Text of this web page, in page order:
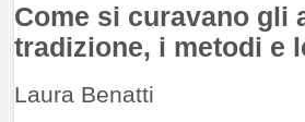
Come si curavano gli
tradizione, i metodi e
Laura Benatti